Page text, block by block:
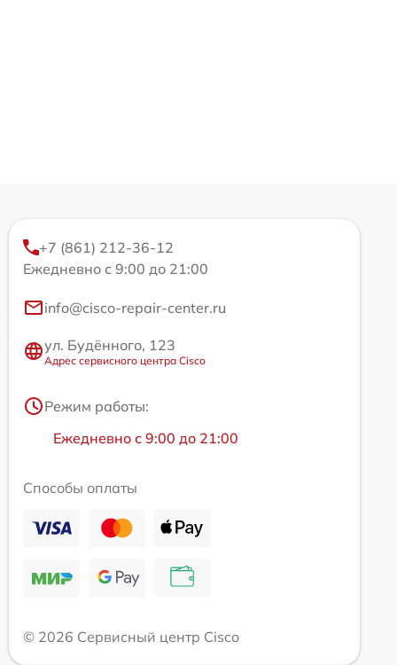
+7 (861) 212-36-12
Ежедневно с 9:00 до 21:00
info@cisco-repair-center.ru
ул. Будённого, 123
Адрес сервисного центра Cisco
Режим работы:
Ежедневно с 9:00 до 21:00
Способы оплаты
© 2026 Сервисный центр Cisco